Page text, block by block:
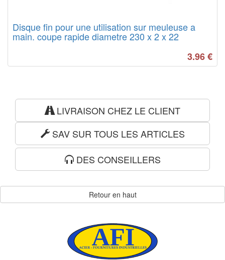
Disque fin pour une utilisation sur meuleuse a
main. coupe rapide diametre 230 x 2 x 22
3.96€
LIVRAISON CHEZ LE CLIENT
SAV SUR TOUS LES ARTICLES
DES CONSEILLERS
Retour en haut